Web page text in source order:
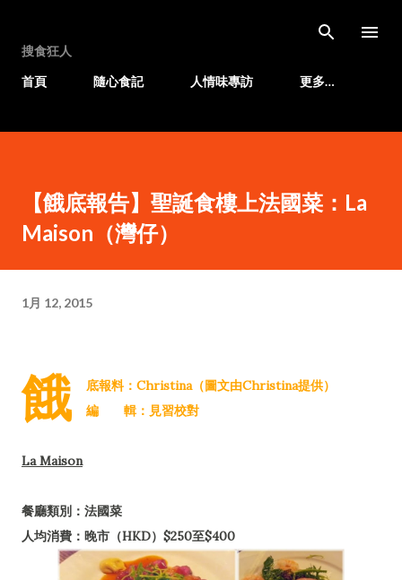
搜食狂人
首頁
隨心食記 人情味專訪 更多…
【餓底報告】聖誕食樓上法國菜：La
Maison（灣仔）
1月 12, 2015
餓
底報料：Christina（圖文由Christina提供）
編 輯：見習校對
La Maison
餐廳類別：法國菜
人均消費：晚市（HKD）$250至$400